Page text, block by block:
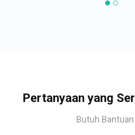
Pertanyaan yang
Butuh